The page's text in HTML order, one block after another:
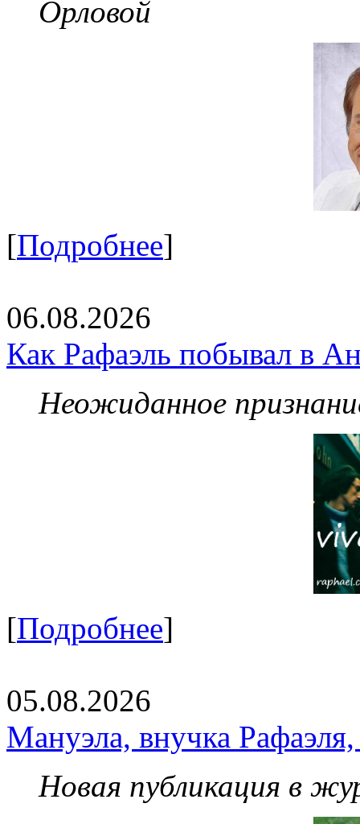
Орловой
[Подробнее]
06.08.2026
Как Рафаэль побывал в
Неожиданное
[Подробнее]
05.08.2026
Мануэла, внучка
Новая публикация в